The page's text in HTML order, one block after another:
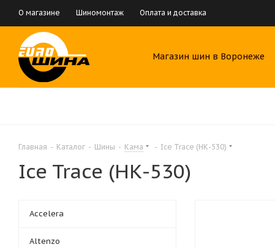
О магазине Шиномонтаж Оплата и доставка
Магазин шин в Воронеже
Главная - Каталог - Шины - Кама - Ice Trace (НК-530)
Ice Trace (НК-530)
Accelera
Altenzo